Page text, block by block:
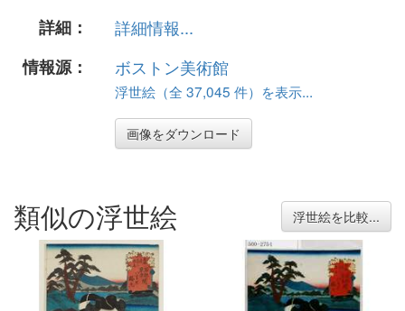
詳細：
詳細情報...
情報源：
ボストン美術館
浮世絵（全 37,045 件）を表示...
画像をダウンロード
類似の浮世絵 浮世絵を比較...